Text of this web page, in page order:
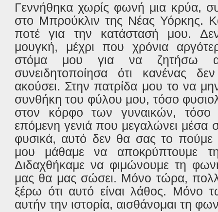
Γεννήθηκα χωρίς φωνή μια κρύα,
στο Μπρούκλιν της Νέας Υόρκης.
ποτέ για την κατάστασή μου.
μουγκή, μέχρι που χρόνια
στόμα μου για να ζητήσω
συνειδητοποίησα ότι κανένας
ακούσει. Στην πατρίδα μου το να
συνθήκη του φύλου μου, τόσο
στον κόρφο των γυναικών, τόσο
επόμενη γενιά που μεγαλώνει μέσα
φυσικά, αυτό δεν θα σας το πούμε
μου μάθαμε να αποκρύπτουμε
Διδαχθήκαμε να φιμώνουμε τη
μας θα μας σώσει. Μόνο τώρα,
ξέρω ότι αυτό είναι λάθος.
αυτήν την ιστορία, αισθάνομαι τη